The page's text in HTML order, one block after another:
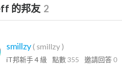
的邦友 2
smillzy( smillzy )
iT邦新手 4 級 點數355 邀請回答 0